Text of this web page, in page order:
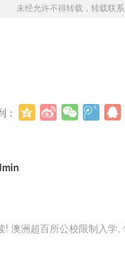
未经允许不得转载，转载联
：
! 澳洲超百所公校限制入学,